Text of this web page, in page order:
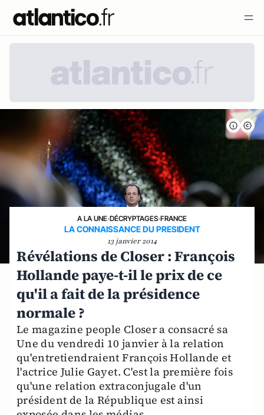
A LA UNE›DÉCRYPTAGES›FRANCE
LA CONNAISSANCE DU PRESIDENT
13 janvier 2014
Révélations de Closer : François
Hollande paye-t-il le prix de ce
qu'il a fait de la présidence
normale ?
Le magazine people Closer a consacré sa
Une du vendredi 10 janvier à la relation
qu'entretiendraient François Hollande et
l'actrice Julie Gayet. C'est la première fois
qu'une relation extraconjugale d'un
président de la République est ainsi